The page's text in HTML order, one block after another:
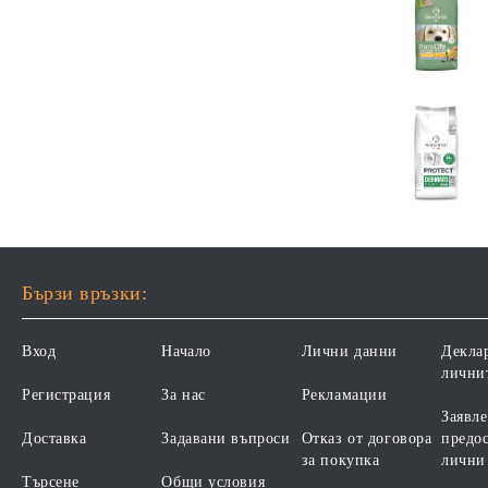
Бързи връзки:
Вход
Регистрация
Доставка
Търсене
Начало
За нас
Задавани въпроси
Общи условия
Лични данни
Рекламации
Отказ от договора
за покупка